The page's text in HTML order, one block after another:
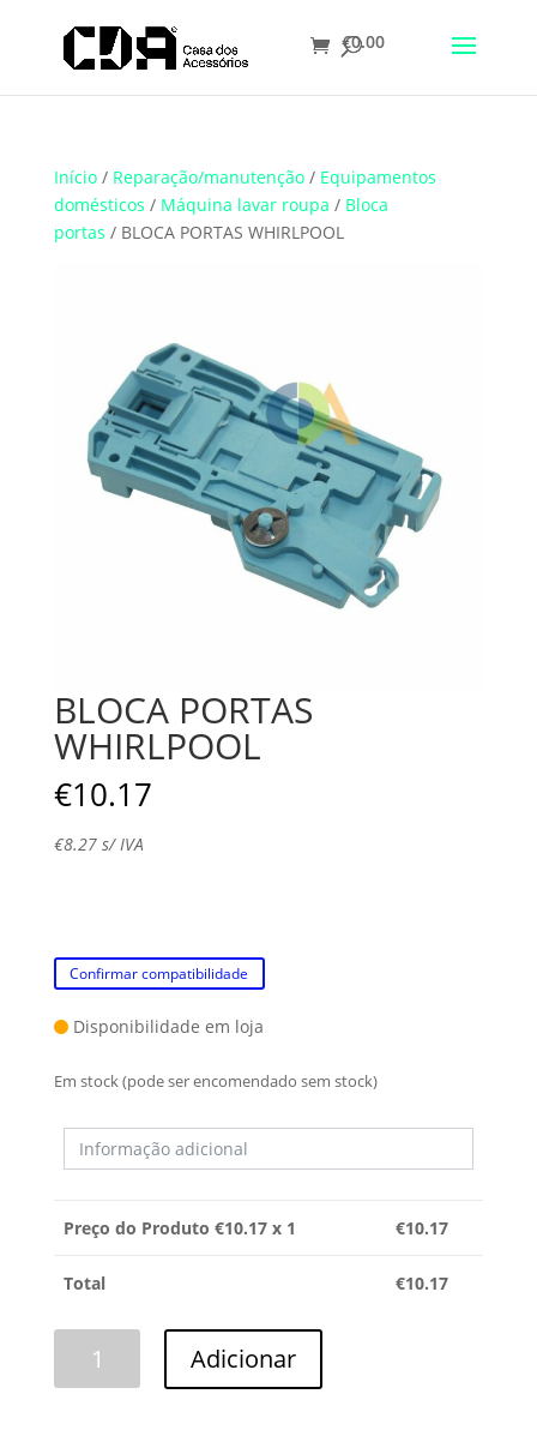
Translate
€0.00
Início/ Reparação/manutenção/ Equipamentos
domésticos / Máquina lavar roupa / Bloca
portas / BLOCA PORTAS WHIRLPOOL
BLOCA PORTAS
WHIRLPOOL
€10.17
€8.27s/ IVA
Confirmar compatibilidade
Disponibilidade em loja
Em stock (pode ser encomendado sem stock)
Preço do Produto €10.17 x 1 €10.17
Total €10.17
Adicionar